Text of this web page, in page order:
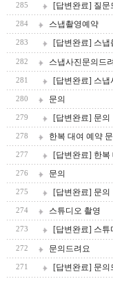
285 [답변완료] 질문
284 스냅촬영예약
283 [답변완료] 스냅
282 스냅사진문의드
281 [답변완료] 스냅
280 문의
279 [답변완료] 문의
278 한복 대여 예약
277 [답변완료] 한복
276 문의
275 [답변완료] 문의
274 스튜디오 촬영
273 [답변완료] 스튜
272 문의드려요
271 [답변완료] 문의